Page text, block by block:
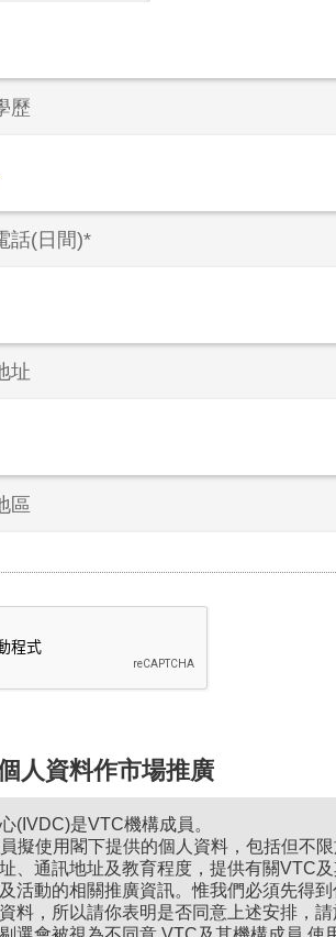
歷
區
人資料作市場推廣
(IVDC)是VTC機構成員。
擬使用閣下提供的個人資料，包括但不
、通訊地址及教育程度，提供有關VTC
活動的相關推廣資訊。惟我們必須先得
料，所以請你表明是否同意上述安排，